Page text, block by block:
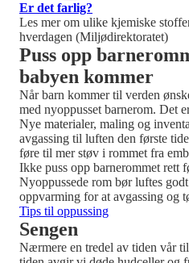
Er det farlig?
Les mer om ulike kjemiske
hverdagen (Miljødirektoratet)
Puss opp
babyen kommer
Når barn kommer til verden
med nyoppusset barnerom. Det
Nye materialer, maling og
avgassing til luften den første
føre til mer støv i rommet fra
Ikke puss opp barnerommet rett
Nyoppussede rom bør luftes
oppvarming for at avgassing og
Tips til oppussing
Sengen
Nærmere en tredel av tiden vår